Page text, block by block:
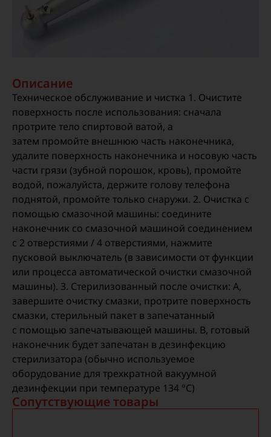
Описание
Техническое обслуживание и чистка 1. Очистите
поверхность после использования: сначала
протрите тело спиртовой ватой, а
затем промойте внешнюю часть наконечника,
удалите поверхность наконечника и носовую часть
части грязи (зубной порошок, кровь), промойте
водой, пожалуйста, держите голову телефона
поднятой, промойте только снаружи. 2. Очистка с
помощью смазочной машины: соедините
наконечник со смазочной машиной соединением
с 2 отверстиями / 4 отверстиями, нажмите
пусковой выключатель (в зависимости от функции
или процесса автоматической очистки смазочной
машины). 3. Стерилизованный после очистки: A,
завершите очистку смазки, протрите поверхность
смазки, стерильный пакет в запечатанный
с помощью запечатывающей машины. B, готовый
наконечник будет запечатан в дезинфекцию
стерилизатора (обычно используемое
оборудование для трехкратной вакуумной
дезинфекции при температуре 134 °C)
Сопутствующие товары